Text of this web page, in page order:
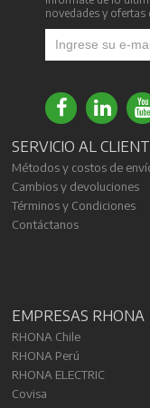
novedades y ofertas
SERVICIO AL
Métodos y costos de
Cambios y devoluciones
Términos y Condiciones
Contáctanos
EMPRESAS RHONA
RHONA Chile
RHONA Perú
RHONA ELECTRIC
Covisa